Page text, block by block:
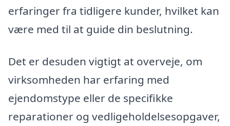
erfaringer fra tidligere kunder, hvilket kan
være med til at guide din beslutning.
Det er desuden vigtigt at overveje, om
virksomheden har erfaring med
ejendomstype eller de specifikke
reparationer og vedligeholdelsesopgaver,